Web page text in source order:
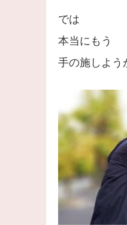
では
本当にもう
手の施しよう